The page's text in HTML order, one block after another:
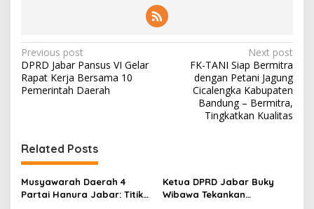
a
2
0
2
P
o
s
a
v
i
Previous post
DPRD Jabar Pansus VI Gelar
Rapat Kerja Bersama 10
Pemerintah Daerah
Next post
FK-TANI Siap Bermitra
dengan Petani Jagung
Cicalengka Kabupaten
Bandung – Bermitra,
Tingkatkan Kualitas
Related Posts
Musyawarah Daerah 4
Partai Hanura Jabar: Titik
Ketua DPRD Jabar Buky
Wibawa Tekankan